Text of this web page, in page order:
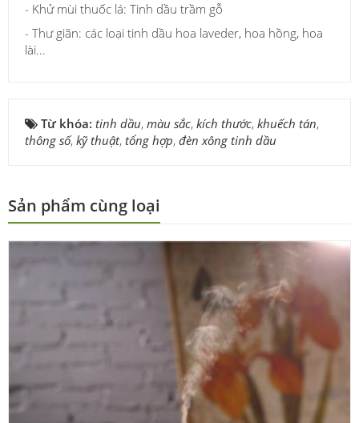
- Khử mùi thuốc lá: Tinh dầu trầm gỗ
- Thư giãn: các loại tinh dầu hoa laveder, hoa hồng, hoa
lài...
Từ khóa: tinh dầu, màu sắc, kích thước, khuếch tán,
thông số, kỹ thuật, tổng hợp, đèn xông tinh dầu
Sản phẩm cùng loại